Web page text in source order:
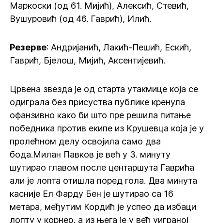
Маркоски (од 61. Мијић), Алексић, Стевић,
Вушуровић (од 46. Гаврић), Илић.
Резерве: Андријанић, Лакић-Пешић, Ескић,
Гаврић, Бјелош, Мијић, Аксентијевић.
Црвена звезда је од старта утакмице која се
одиграла без присуства публике кренула
офанзивно како би што пре решила питање
победника против екипе из Крушевца која је у
пролећном делу освојила само два
бода.Милан Павков је већ у 3. минуту
шутирао главом после центаршута Гаврића
али је лопта отишла поред гола. Два минута
касније Ел Фарду Бен је шутирао са 16
метара, међутим Кордић је успео да избаци
лопту у корнер, а из њега је у већ уиграној